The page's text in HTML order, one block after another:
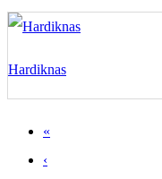
Hardiknas
«
‹